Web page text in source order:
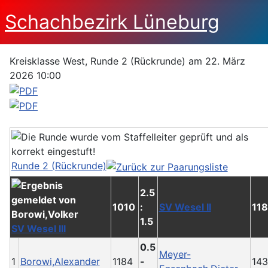
Schachbezirk Lüneburg
Kreisklasse West, Runde 2 (Rückrunde) am 22. März
2026 10:00
Runde 2 (Rückrunde)
SV Wesel III
1010
2.5
:
1.5
SV Wesel II
1 Borowi,Alexander 1184
0.5
-
Meyer-